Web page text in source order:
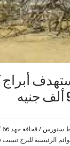
أبراج
الرئيسية للبرج